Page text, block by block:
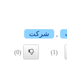
, شركت
(1)
(0)